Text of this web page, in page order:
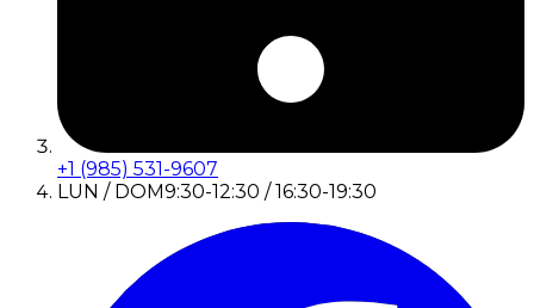
+1 (985) 531-9607
LUN / DOM9:30-12:30 / 16:30-19:30